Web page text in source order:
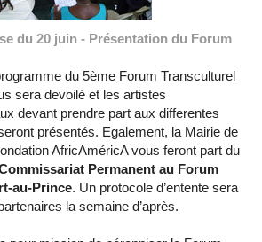
du 20 juin - Présentation du Forum
du 5ème Forum Transculturel
sera devoilé et les artistes
devant prendre part aux differentes
présentés. Egalement, la Mairie de
AfricAméricA vous feront part du
Permanent au Forum
au-Prince. Un protocole d’entente sera
la semaine d’après.